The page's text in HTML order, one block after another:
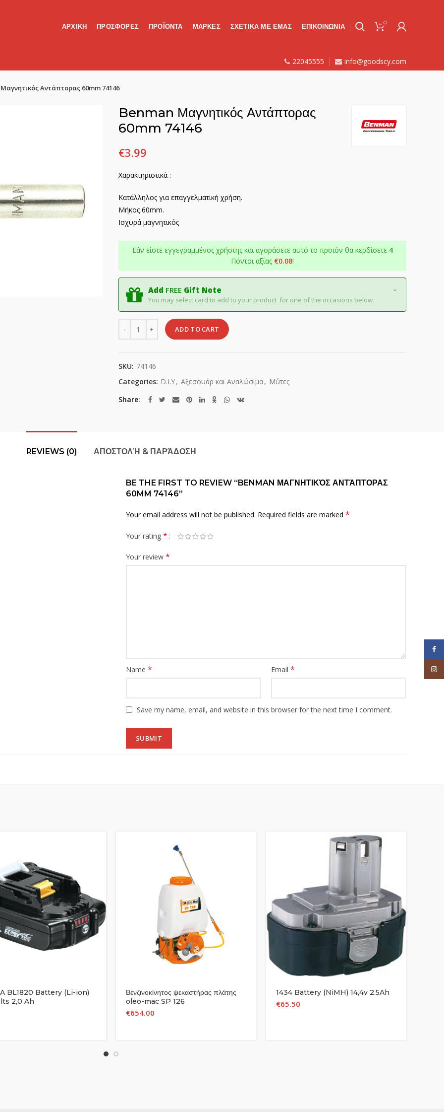
ΑΡΧΙΚΗ ΠΡΟΣΦΟΡΕΣ ΠΡΟΪΟΝΤΑ ΜΑΡΚΕΣ ΣΧΕΤΙΚΑ ΜΕ ΕΜΑΣ ΕΠΙΚΟΙΝΩΝΙΑ 0
22045555 info@goodscy.com
Αντάπτορας 60mm 74146
Benman Μαγνητικός Αντάπτορας
60mm 74146
€3.99
Χαρακτηριστικά :
Κατάλληλος για επαγγελματική χρήση.
Μήκος 60mm.
Ισχυρά μαγνητικός
Εάν είστε εγγεγραμμένος χρήστης και αγοράσετε αυτό το προϊόν θα κερδίσετε 4
Πόντοι αξίας €0.08!
Add FREE Gift Note
You may select card to add to your product for one of the occasions below.
ADD TO CART
SKU: 74146
Categories: D.I.Y, Αξεσουάρ και Αναλώσιμα, Μύτες
Share
REVIEWS (0) ΑΠΟΣΤΟΛΉ & ΠΑΡΆΔΟΣΗ
BE THE FIRST TO REVIEW “BENMAN ΜΑΓΝΗΤΙΚΌΣ ΑΝΤΆΠΤΟΡΑΣ
60MM 74146”
Your email address will not be published. Required fields are marked *
Your rating *
Your review *
Name * Email *
Save my name, email, and website in this browser for the next time I comment.
BL1820 Battery (Li-ion)
2,0 Ah
Βενζινοκίνητος ψεκαστήρας πλάτης
oleo-mac SP 126
€654.00
1434 Battery (NiMH) 14,4v 2.5Ah
€65.50